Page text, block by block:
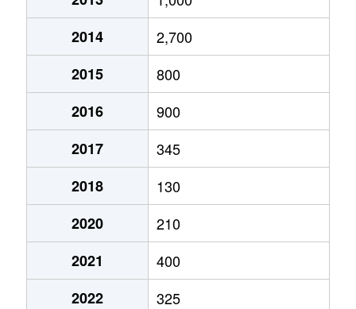
2014
2,700
2015
800
2016
900
2017
345
2018
130
2020
210
2021
400
2022
325